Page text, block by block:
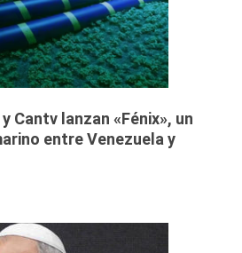
Cantv lanzan «Fénix», un
entre Venezuela y